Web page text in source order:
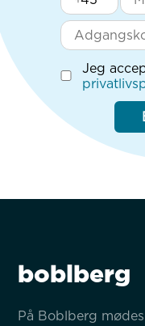
Jeg
boblberg
På Boblberg